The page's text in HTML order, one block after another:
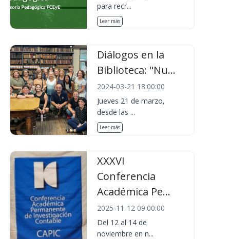
para recr...
Leer más
Diálogos en la
Biblioteca: "Nu...
2024-03-21 18:00:00
Jueves 21 de marzo,
desde las ...
Leer más
XXXVI
Conferencia
Académica Pe...
2025-11-12 09:00:00
Del 12 al 14 de
noviembre en n...